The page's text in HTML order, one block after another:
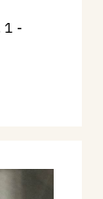
1 -